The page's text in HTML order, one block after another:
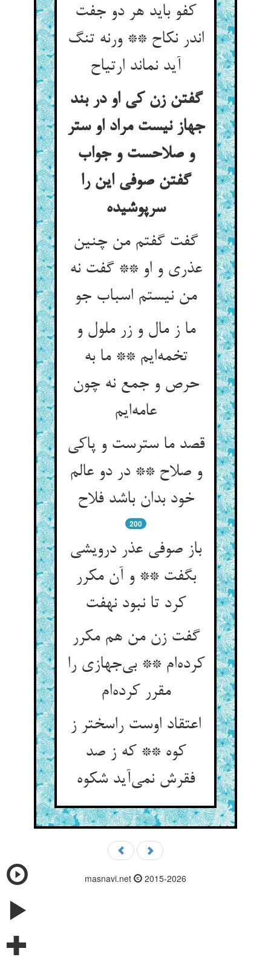
کفو باید هر دو جفت
اندر نکاح ** ورنه تنگ
آید نماند ارتیاح
گفتن زن کی او در بند
جهاز نیست مراد او ستر
و صلاحست و جواب
گفتن صوفی این را
سرپوشیده
گفت گفتم من چنین
عذری و او ** گفت نه
من نیستم اسباب جو
ما ز مال و زر ملول و
تخمه‌ایم ** ما به
حرص و جمع نه چون
عامه‌ایم
قصد ما سترست و پاکی
و صلاح ** در دو عالم
خود بدان باشد فلاح
200
باز صوفی عذر درویشی
بگفت ** و آن مکرر
کرد تا نبود نهفت
گفت زن من هم مکرر
کرده‌ام ** بی‌جهازی را
مقرر کرده‌ام
اعتقاد اوست راسختر ز
کوه ** که ز صد
فقرش نمی‌آید شکوه
masnavi.net 2015-2026